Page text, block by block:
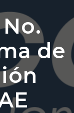
No.
de